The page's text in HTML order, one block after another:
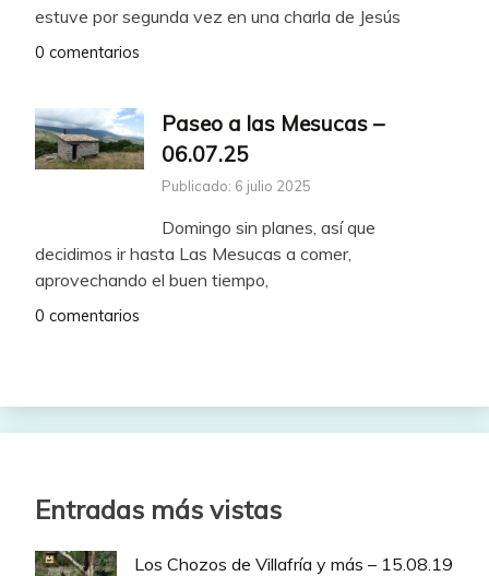
estuve por segunda vez en una charla de Jesús
0 comentarios
Paseo a las Mesucas –
06.07.25
Publicado: 6 julio 2025
Domingo sin planes, así que
decidimos ir hasta Las Mesucas a comer,
aprovechando el buen tiempo,
0 comentarios
Entradas más vistas
Los Chozos de Villafría y más – 15.08.19